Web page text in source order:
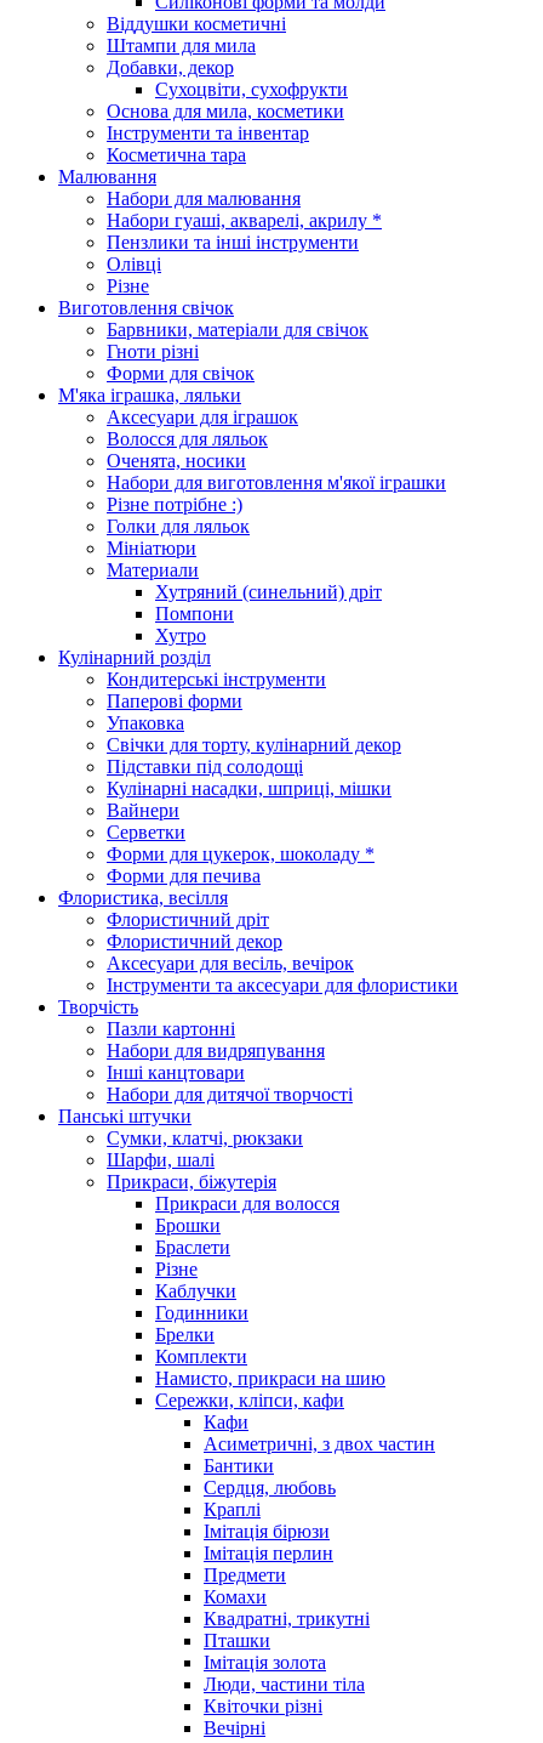
Віддушки косметичні
Штампи для мила
Добавки, декор
Сухоцвіти, сухофрукти
Основа для мила, косметики
Інструменти та інвентар
Косметична тара
Малювання
Набори для малювання
Набори гуаші, акварелі, акрилу *
Пензлики та інші інструменти
Олівці
Різне
Виготовлення свічок
Барвники, матеріали для свічок
Гноти різні
Форми для свічок
М'яка іграшка, ляльки
Аксесуари для іграшок
Волосся для ляльок
Оченята, носики
Набори для виготовлення м'якої іграшки
Різне потрібне :)
Голки для ляльок
Мініатюри
Материали
Хутряний (синельний) дріт
Помпони
Хутро
Кулінарний розділ
Кондитерські інструменти
Паперові форми
Упаковка
Свічки для торту, кулінарний декор
Підставки під солодощі
Кулінарні насадки, шприці, мішки
Вайнери
Серветки
Форми для цукерок, шоколаду *
Форми для печива
Флористика, весілля
Флористичний дріт
Флористичний декор
Аксесуари для весіль, вечірок
Інструменти та аксесуари для флористики
Творчість
Пазли картонні
Набори для видряпування
Інші канцтовари
Набори для дитячої творчості
Панські штучки
Сумки, клатчі, рюкзаки
Шарфи, шалі
Прикраси, біжутерія
Прикраси для волосся
Брошки
Браслети
Різне
Каблучки
Годинники
Брелки
Комплекти
Намисто, прикраси на шию
Сережки, кліпси, кафи
Кафи
Асиметричні, з двох частин
Бантики
Сердця, любовь
Краплі
Імітація бірюзи
Імітація перлин
Предмети
Комахи
Квадратні, трикутні
Пташки
Імітація золота
Люди, частини тіла
Квіточки різні
Вечірні